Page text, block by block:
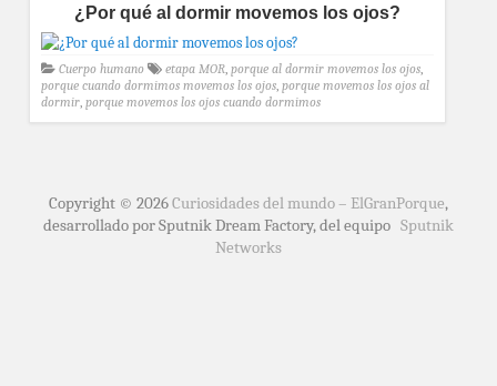
¿Por qué al dormir movemos los ojos?
Cuerpo humano etapa MOR, porque al dormir movemos los ojos,
porque cuando dormimos movemos los ojos, porque movemos los ojos al
dormir, porque movemos los ojos cuando dormimos
Copyright © 2026Curiosidades del mundo – ElGranPorque,
desarrollado por Sputnik Dream Factory, del equipo Sputnik
Networks